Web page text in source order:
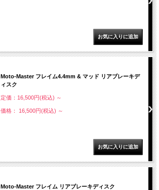
Moto-Master フレイム4.4mm & マッド リアブレーキデ
ィスク
定価：16,500円(税込) ～
価格： 16,500円(税込) ～
Moto-Master フレイム リアブレーキディスク